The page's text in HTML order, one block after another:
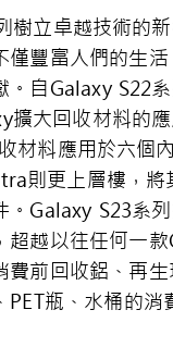
樹立卓越技術的
僅豐富人們的生
。自Galaxy S22
擴大回收材料的
材料應用於六個
則更上層樓，將
。Galaxy S23系
超越以往任何一
費前回收鋁、再
PET瓶、水桶的消